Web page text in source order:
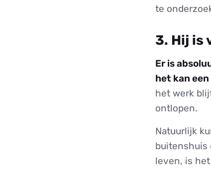
te
3. Hij is
Er is
het kan
het werk
ontlopen.
Natuurlijk
buitenshuis
leven, is